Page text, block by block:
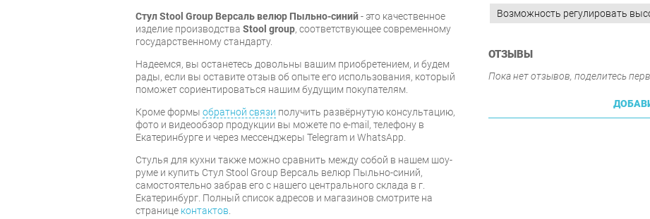
Стул Stool Group Версаль велюр Пыльно-синий- это качественное
изделие производства Stool group, соответствующее современному
государственному стандарту.
Надеемся, вы останетесь довольны вашим приобретением, и будем
рады, если вы оставите отзыв об опыте его использования, который
поможет сориентироваться нашим будущим покупателям.
Кроме формы обратной связи получить развёрнутую консультацию,
фото и видеообзор продукции вы можете по e-mail, телефону в
Екатеринбурге и через мессенджеры Telegram и WhatsApp.
Стулья для кухни также можно сравнить между собой в нашем шоу-
руме и купить Стул Stool Group Версаль велюр Пыльно-синий,
самостоятельно забрав его с нашего центрального склада в г.
Екатеринбург. Полный список адресов и магазинов смотрите на
странице контактов
Возможность регулировать
ОТЗЫВЫ
Пока нет отзывов, поделитесь